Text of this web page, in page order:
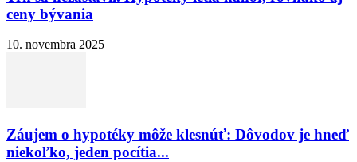
ceny bývania
10. novembra 2025
Záujem o hypotéky môže klesnúť: Dôvodov je hneď
niekoľko, jeden pocítia...